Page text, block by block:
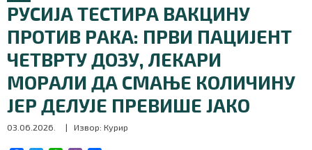
РУСИЈА ТЕСТИРА ВАКЦИНУ
ПРОТИВ РАКА: ПРВИ ПАЦИЈЕНТ
ЧЕТВРТУ ДОЗУ, ЛЕКАРИ
МОРАЛИ ДА СМАЊЕ КОЛИЧИНУ
ЈЕР ДЕЛУЈЕ ПРЕВИШЕ ЈАКО
03.06.2026. | Извор: Курир
НАЈНОВИЈЕ
НОВИ САД
ПОДКАСТ
ЗЕЛЕНИ ГРАД